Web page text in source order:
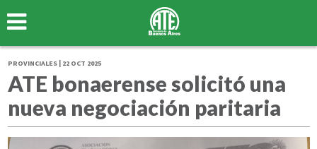
PROVINCIALES | 22 OCT 2025
ATE bonaerense solicitó una
nueva negociación paritaria